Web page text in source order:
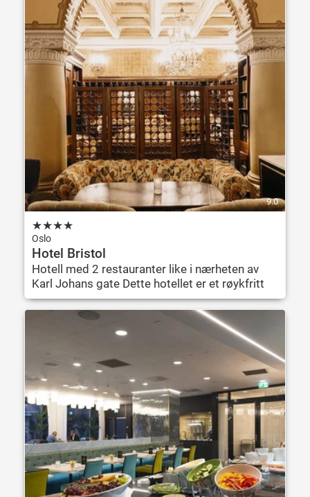
9.0
★★★★
Oslo
Hotel Bristol
Hotell med 2 restauranter like i nærheten av
Karl Johans gate Dette hotellet er et røykfritt